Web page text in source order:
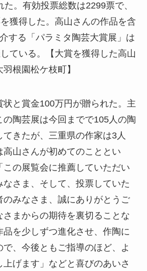
た。有効投票総数は2299票で、
獲得した。高山さんの作品を含
する「パラミタ陶芸大賞展」は
ている。【大賞を獲得した高山
根園松ケ枝町】
と賞金100万円が贈られた。主
の陶芸展は今回までで105人の陶
きたが、三重県の作家は3人
高山さんが初めてのこととい
この展覧会に推薦していただい
なさま、そして、投票していた
のみなさま、誠にありがとうご
さまからの期待を裏切ることな
品を少しずつ進化させ、作陶に
、今後ともご指導のほど、よ
上げます」などと喜びのあいさ